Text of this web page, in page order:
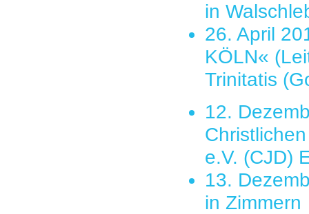
in
26. April
KÖLN«
Trinitatis
12.
e.V. (CJD)
13.
in Zimmern